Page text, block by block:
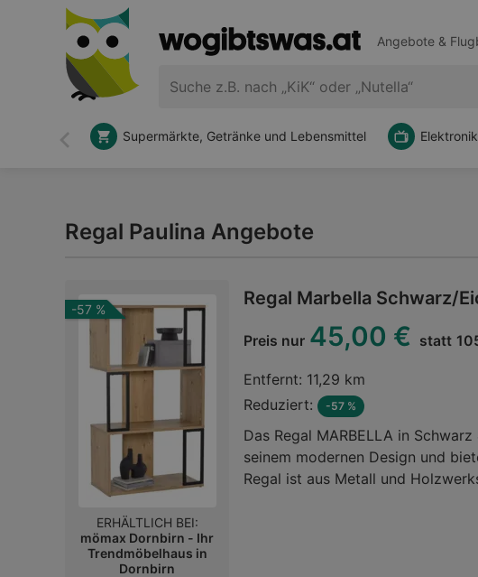
Angebote &
Zurück
Supermärkte, Getränke und Lebensmittel
Regal Paulina Angebote
-57 %
Regal Marbella Schwarz/
Preis nur 45,00 € statt
Entfernt: 11,29 km
Reduziert:
-57 %
Das Regal MARBELLA in
seinem modernen Design und
Regal ist aus Metall und
ERHÄLTLICH BEI:
mömax Dornbirn - Ihr
Trendmöbelhaus in
Dornbirn